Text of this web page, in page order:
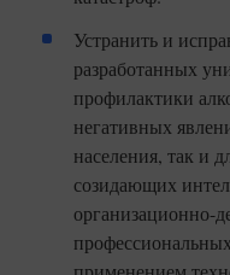
Устранить и
разработанных
профилактики
негативных
населения, так и
созидающих
организационно-